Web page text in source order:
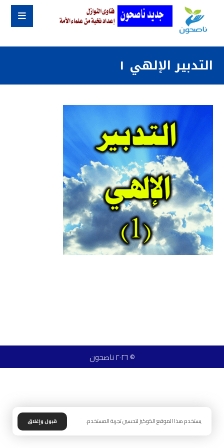
التدبير الإلهي ١
© ٢٠٢٦ ناصحون
يستخدم هذا الموقع الكوكيز لتحسين تجربة المستخدم. قبول وإغلاق